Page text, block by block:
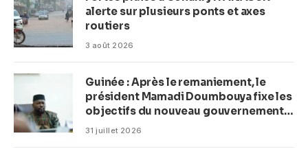
alerte sur plusieurs ponts et axes
routiers
3 août 2026
Guinée : Après le remaniement, le
président Mamadi Doumbouya fixe les
objectifs du nouveau gouvernement
(CM)
31 juillet 2026